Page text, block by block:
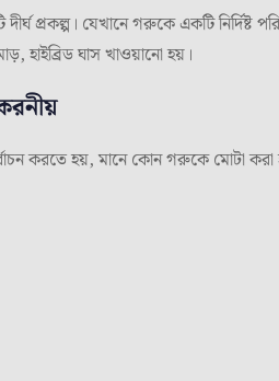
প্রকল্প। যেখানে গরুকে একটি
হাইব্রিড ঘাস খাওয়ানো হয়।
করতে হয়, মানে কোন গরুকে মোটা